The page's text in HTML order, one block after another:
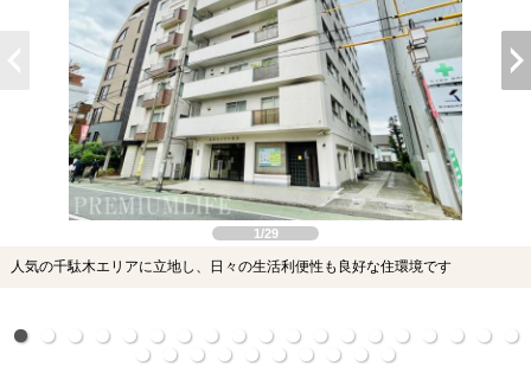
1/29
人気の千駄木エリアに立地し、日々の生活利便性も良好な住環境です